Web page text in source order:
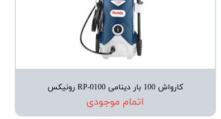
کارواش 100 بار دینامی RP-0100 رونیکس
اتمام موجودی